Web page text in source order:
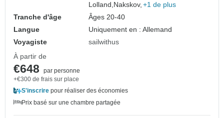
Lolland,Nakskov, +1 de plus
Tranche d'âge
Âges 20-40
Langue
Uniquement en : Allemand
Voyagiste
sailwithus
À partir de
€648
par personne
+€300 de frais sur place
S'inscrire pour réaliser des économies
Prix basé sur une chambre partagée